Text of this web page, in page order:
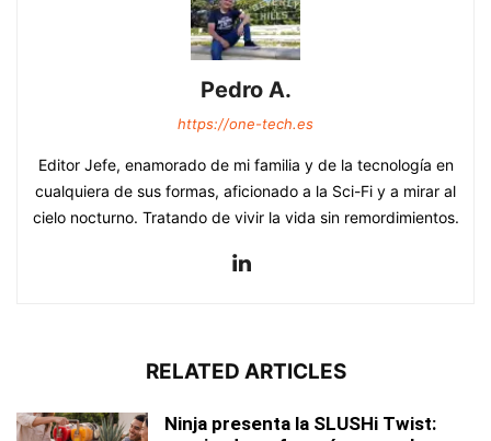
Pedro A.
https://one-tech.es
Editor Jefe, enamorado de mi familia y de la tecnología en
cualquiera de sus formas, aficionado a la Sci-Fi y a mirar al
cielo nocturno. Tratando de vivir la vida sin remordimientos.
RELATED ARTICLES
Ninja presenta la SLUSHi Twist: